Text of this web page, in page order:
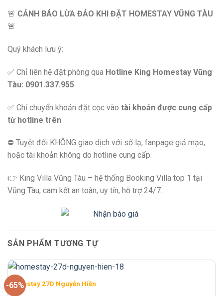
🚨 CẢNH BÁO LỪA ĐẢO KHI ĐẶT HOMESTAY VŨNG TÀU
🚨
Quý khách lưu ý:
✅ Chỉ liên hệ đặt phòng qua Hotline King Homestay Vũng
Tàu: 0901.337.955
✅ Chỉ chuyển khoản đặt cọc vào tài khoản được cung cấp
từ hotline trên
⛔️ Tuyệt đối KHÔNG giao dịch với số lạ, fanpage giả mạo,
hoặc tài khoản không do hotline cung cấp.
👉 King Villa Vũng Tàu – hệ thống Booking Villa top 1 tại
Vũng Tàu, cam kết an toàn, uy tín, hỗ trợ 24/7.
SẢN PHẨM TƯƠNG TỰ
-65%
Homestay 27D Nguyễn Hiền